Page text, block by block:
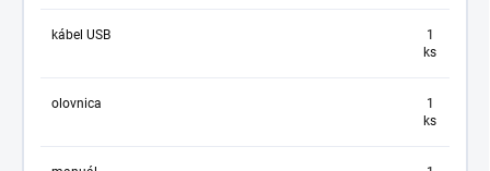
kábel USB
1
ks
olovnica
1
ks